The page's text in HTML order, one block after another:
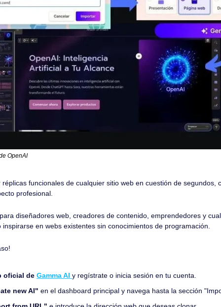
OpenAI
funcionales de cualquier sitio web en cuestión de segundos,
profesional.
diseñadores web, creadores de contenido, emprendedores y
en webs existentes sin conocimientos de programación.
oficial de Gamma AI y regístrate o inicia sesión en tu cuenta.
new AI" en el dashboard principal y navega hasta la sección